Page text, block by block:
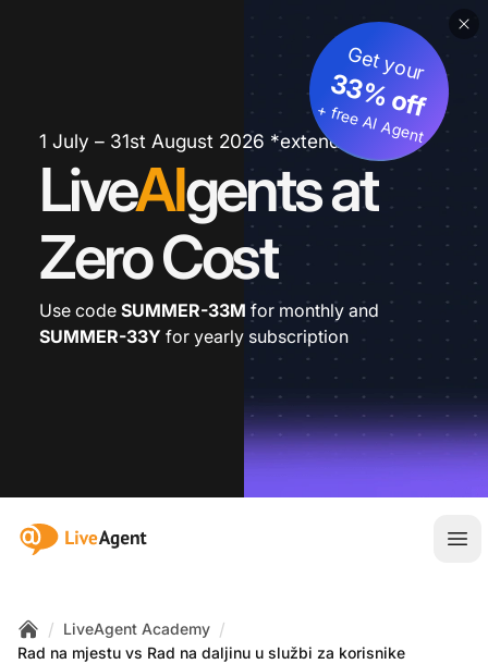
1 July – 31st August 2026 *extended
LiveAIgents at
Zero Cost
Get your
33% off
+ free AI Agent
Use code SUMMER-33M for monthly and
SUMMER-33Y for yearly subscription
:site.title
Home
/ LiveAgent Academy /
Rad na mjestu vs Rad na daljinu u službi za korisnike